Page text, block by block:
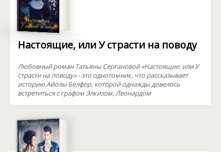
Настоящие, или У страсти на поводу
Любовный роман Татьяны Сергановой «Настоящие, или У
страсти на поводу» - это однотомник, что рассказывает
историю Айолы Белфор, которой однажды довелось
встретиться с графом Элкизом, Леонардом